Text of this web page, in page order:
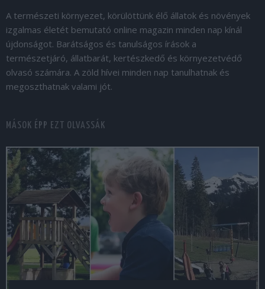
A természeti környezet, körülöttünk élő állatok és növények
izgalmas életét bemutató online magazin minden nap kínál
újdonságot. Barátságos és tanulságos írások a
természetjáró, állatbarát, kertészkedő és környezetvédő
olvasó számára. A zöld hívei minden nap tanulhatnak és
megoszthatnak valami jót.
MÁSOK ÉPP EZT OLVASSÁK